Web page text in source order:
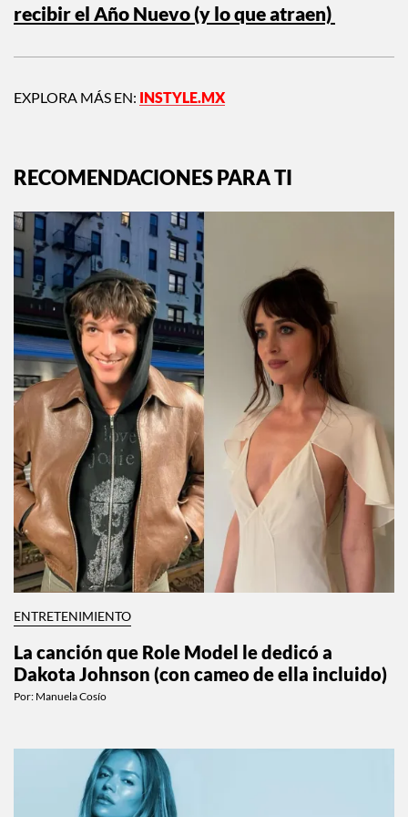
recibir el Año Nuevo (y lo que atraen)
EXPLORA MÁS EN: INSTYLE.MX
RECOMENDACIONES PARA TI
ENTRETENIMIENTO
La canción que Role Model le dedicó a
Dakota Johnson (con cameo de ella incluido)
Por: Manuela Cosío